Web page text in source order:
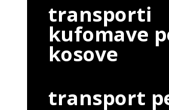
transporti
kufomave
kosove
transport